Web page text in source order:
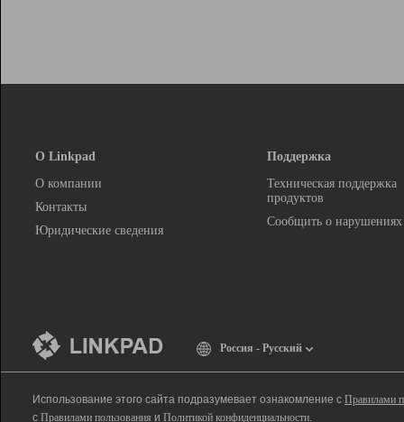
О Linkpad
О компании
Контакты
Юридические сведения
Поддержка
Техническая поддержка
продуктов
Сообщить о нарушениях
Россия - Русский
Использование этого сайта подразумевает ознакомление с Правилами
с Правилами пользования и Политикой конфиденциальности.